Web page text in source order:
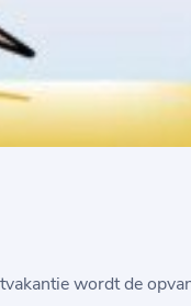
wordt de